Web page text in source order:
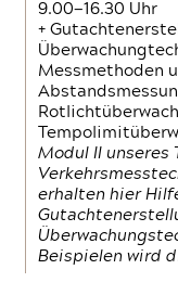
9.00—16.30 Uhr
+
Messmethoden
Modul II unseres
erhalten hier
Beispielen wird